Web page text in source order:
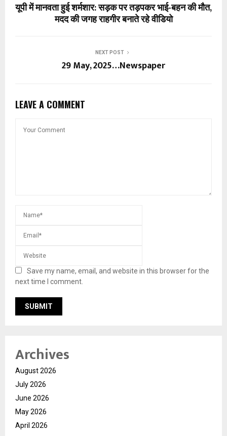
यूपी में मानवता हुई शर्मशार: सड़क पर तड़पकर भाई-बहन की मौत,
मदद की जगह राहगीर बनाते रहे वीडियो
NEXT POST
29 May, 2025…Newspaper
LEAVE A COMMENT
Save my name, email, and website in this browser for the
next time I comment.
Archives
August 2026
July 2026
June 2026
May 2026
April 2026